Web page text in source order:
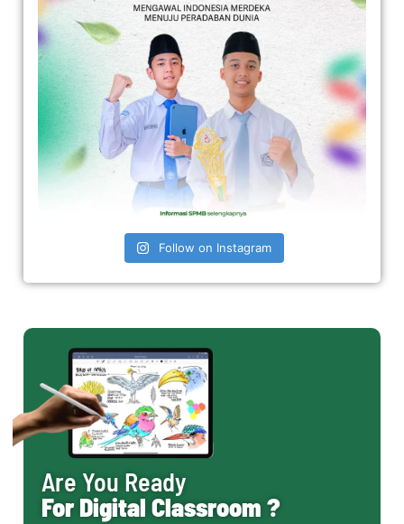
Follow on Instagram
Are You Ready
For Digital Classroom ?